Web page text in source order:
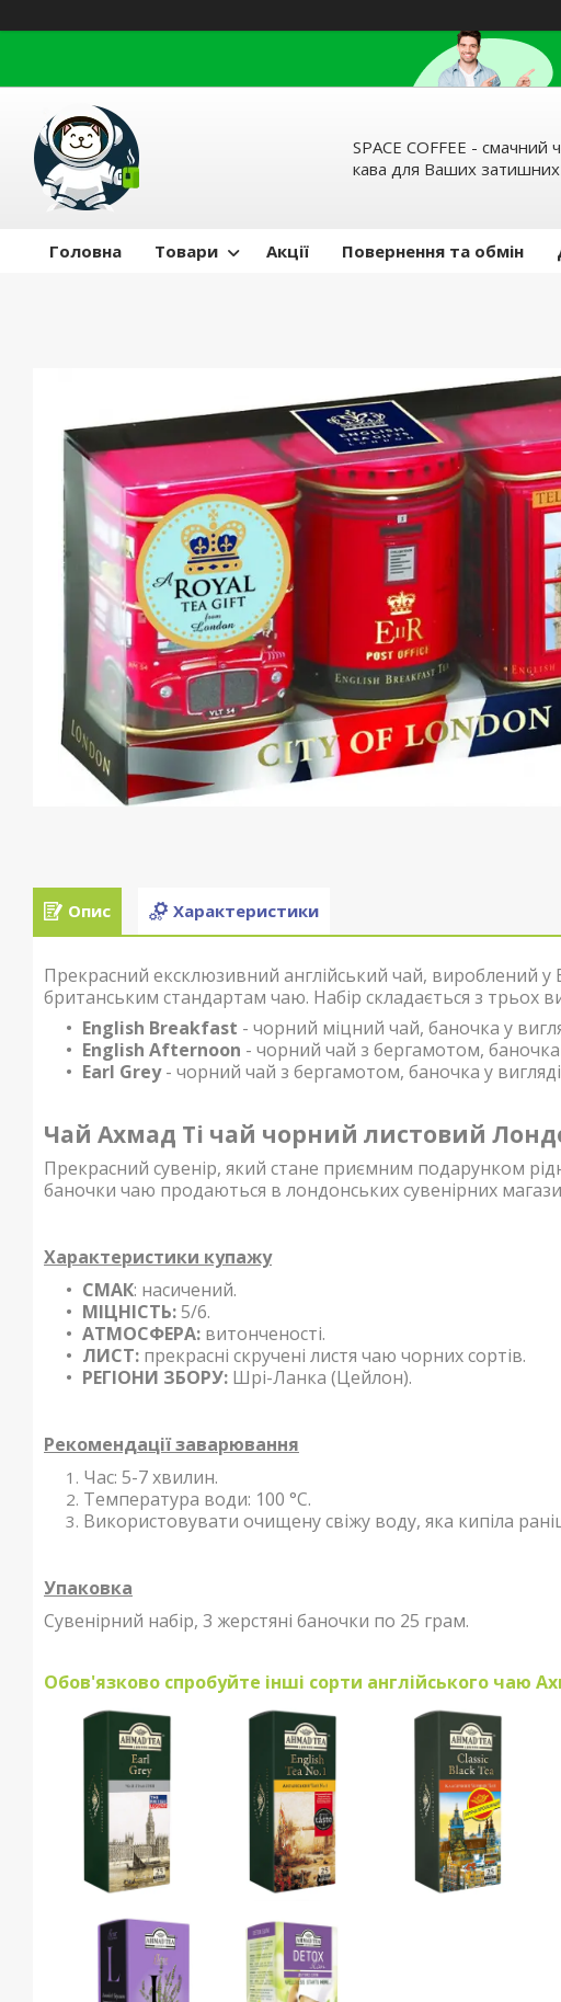
SPACE COFFEE - смачний
кава для Ваших затишних
Головна Товари Акції Повернення та обмін
Опис Характеристики
Прекрасний ексклюзивний англійський чай, вироблений у
британським стандартам чаю. Набір складається з трьох
English Breakfast - чорний міцний чай, баночка у
English Afternoon - чорний чай з бергамотом, баночка
Earl Grey- чорний чай з бергамотом, баночка у
Чай Ахмад Ті чай чорний листовий
Прекрасний сувенір, який стане приємним подарунком
баночки чаю продаються в лондонських сувенірних
Характеристики купажу
СМАК: насичений.
МІЦНІСТЬ:5/6.
АТМОСФЕРА: витонченості.
ЛИСТ: прекрасні скручені листя чаю чорних сортів.
РЕГІОНИ ЗБОРУ: Шрі-Ланка (Цейлон).
Рекомендації заварювання
Час: 5-7 хвилин.
Температура води: 100 °С.
Використовувати очищену свіжу воду, яка кипіла
Упаковка
Сувенірний набір, 3 жерстяні баночки по 25 грам.
Обов'язково спробуйте інші сорти англійського чаю